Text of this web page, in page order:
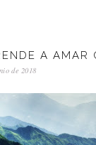
A AMAR
de 2018